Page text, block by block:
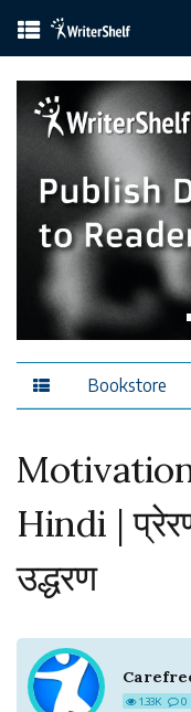
Bookstore
Hindi |
उद्धरण
1.33K 0